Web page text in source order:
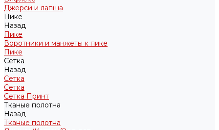
Джерси и лапша
Пике
Назад
Пике
Воротники и манжеты к пике
Пике
Сетка
Назад
Сетка
Сетка
Сетка Принт
Тканые полотна
Назад
Тканые полотна